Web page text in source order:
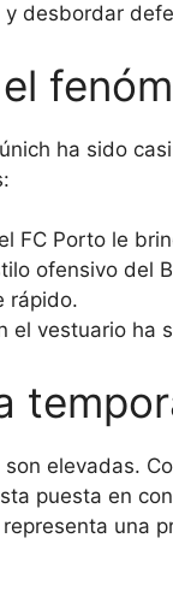
desbordar
ha sido
FC Porto le
ofensivo del
rápido.
el vestuario ha
elevadas.
puesta en
una